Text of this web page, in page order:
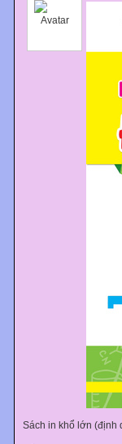
Sách in khổ lớn (định